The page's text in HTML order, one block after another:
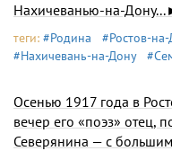
Нахичеванью-на-
теги: #Родина #Ростов-
#Нахичевань-на-Дону
Осенью 1917 года в
вечер его «поэз» отец,
Северянина — с